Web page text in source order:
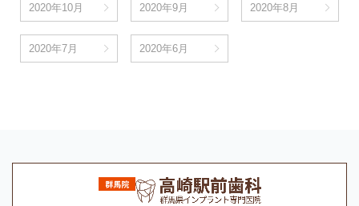
2020年10月 2020年9月 2020年8月
2020年7月 2020年6月